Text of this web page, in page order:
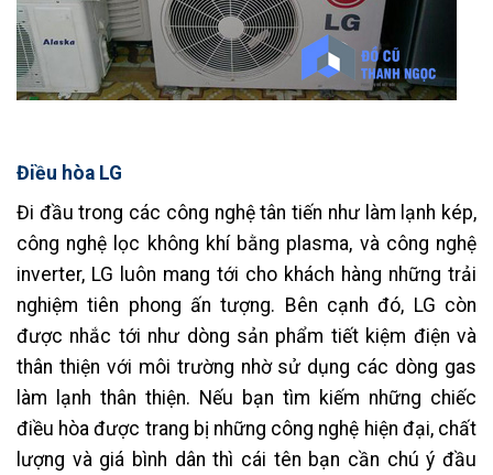
Điều hòa LG
Đi đầu trong các công nghệ tân tiến như làm lạnh kép,
công nghệ lọc không khí bằng plasma, và công nghệ
inverter, LG luôn mang tới cho khách hàng những trải
nghiệm tiên phong ấn tượng. Bên cạnh đó, LG còn
được nhắc tới như dòng sản phẩm tiết kiệm điện và
thân thiện với môi trường nhờ sử dụng các dòng gas
làm lạnh thân thiện. Nếu bạn tìm kiếm những chiếc
điều hòa được trang bị những công nghệ hiện đại, chất
lượng và giá bình dân thì cái tên bạn cần chú ý đầu